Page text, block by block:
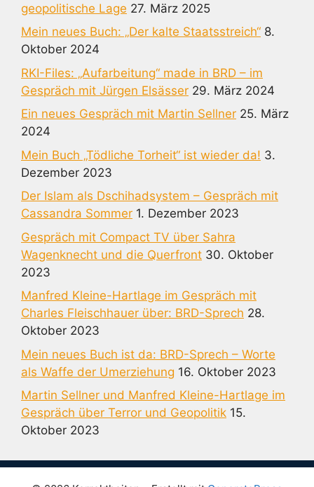
geopolitische Lage 27. März 2025
Mein neues Buch: „Der kalte Staatsstreich“ 8.
Oktober 2024
RKI-Files: „Aufarbeitung“ made in BRD – im
Gespräch mit Jürgen Elsässer 29. März 2024
Ein neues Gespräch mit Martin Sellner 25. März
2024
Mein Buch „Tödliche Torheit“ ist wieder da! 3.
Dezember 2023
Der Islam als Dschihadsystem – Gespräch mit
Cassandra Sommer 1. Dezember 2023
Gespräch mit Compact TV über Sahra
Wagenknecht und die Querfront 30. Oktober
2023
Manfred Kleine-Hartlage im Gespräch mit
Charles Fleischhauer über: BRD-Sprech 28.
Oktober 2023
Mein neues Buch ist da: BRD-Sprech – Worte
als Waffe der Umerziehung 16. Oktober 2023
Martin Sellner und Manfred Kleine-Hartlage im
Gespräch über Terror und Geopolitik 15.
Oktober 2023